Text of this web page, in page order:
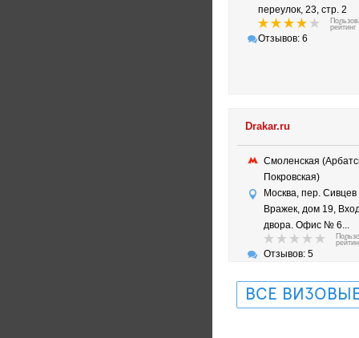
переулок, 23, стр. 2
рейтинг
Отзывов: 6
Drakar.ru
Смоленская
Покровская)
Москва, пер. Сивцев
Вражек, дом 19,
двора. Офис № 6...
Отзывов: 5
ВСЕ